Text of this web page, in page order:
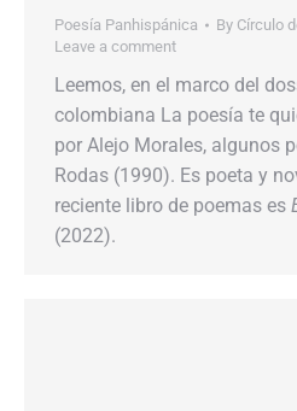
Poesía Panhispánica By Círculo
Leave a comment
Leemos, en el marco del
colombiana La poesía te
por Alejo Morales, algunos
Rodas (1990). Es poeta y
reciente libro de poemas es
(2022).